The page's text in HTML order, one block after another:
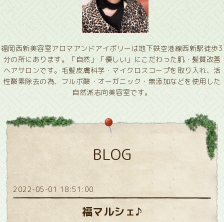
福岡西新美容室アロマアンドアイボリーは地下鉄空港線西新駅徒歩3
分の所にあります。「自然」「優しい」にこだわった肌・髪質改善
ヘアサロンです。毛髪皮膚科学・マイクロスコープを取り入れ、活
性酸素除去の為、フルボ酸・オーガニック・無添加などを使用した
自然派志向美容室です。
BLOG
2022-05-01 18:51:00
福マルシェ♪